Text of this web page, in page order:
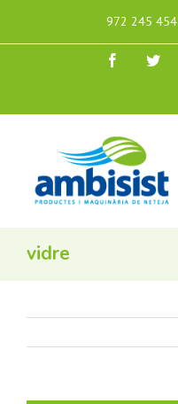
972 245 454
vidre